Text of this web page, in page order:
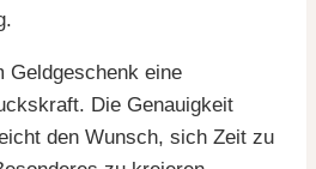
Geldgeschenk eine
Die Genauigkeit
den Wunsch, sich Zeit zu